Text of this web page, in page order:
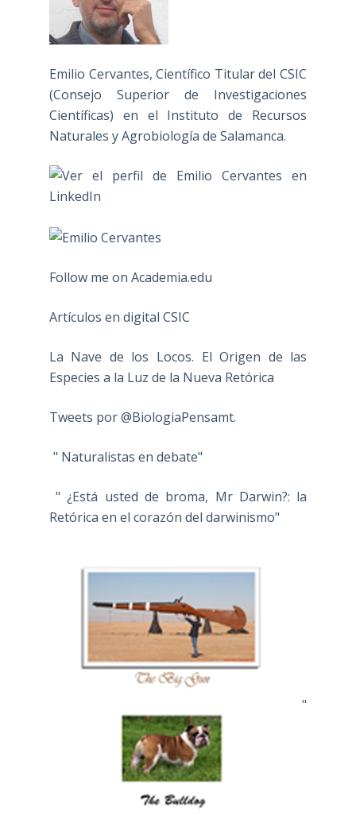
Emilio Cervantes, Científico Titular del CSIC
(Consejo Superior de Investigaciones
Científicas) en el Instituto de Recursos
Naturales y Agrobiología de Salamanca.
Follow me on Academia.edu
Artículos en digital CSIC
La Nave de los Locos. El Origen de las
Especies a la Luz de la Nueva Retórica
Tweets por @BiologiaPensamt.
" Naturalistas en debate"
" ¿Está usted de broma, Mr Darwin?: la
Retórica en el corazón del darwinismo"
"